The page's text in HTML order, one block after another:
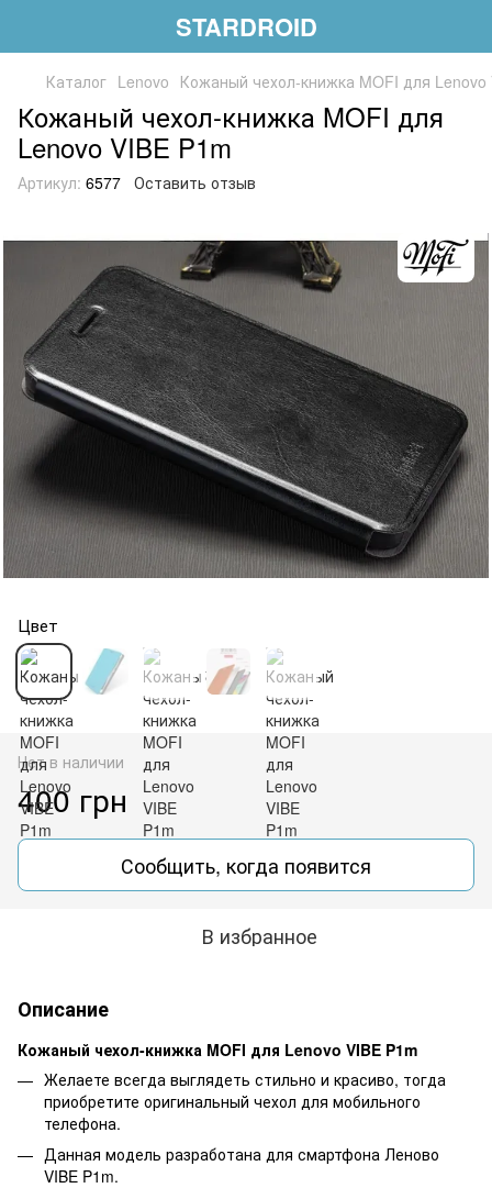
STARDROID
Каталог Lenovo Кожаный чехол-книжка MOFI для Lenovo
Кожаный чехол-книжка MOFI для
Lenovo VIBE P1m
Артикул: 6577 Оставить отзыв
Цвет
Нет в наличии
400 грн
Сообщить, когда появится
В избранное
Описание
Кожаный чехол-книжка MOFI для Lenovo VIBE P1m
Желаете всегда выглядеть стильно и красиво, тогда
приобретите оригинальный чехол для мобильного
телефона.
Данная модель разработана для смартфона Леново
VIBE P1m.